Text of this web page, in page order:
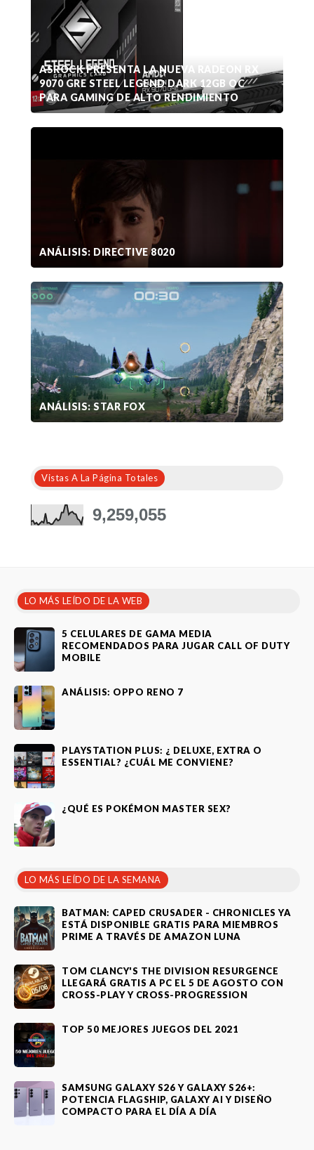
ASROCK PRESENTA LA NUEVA RADEON RX
9070 GRE STEEL LEGEND DARK 12GB OC
PARA GAMING DE ALTO RENDIMIENTO
ANÁLISIS: DIRECTIVE 8020
ANÁLISIS: STAR FOX
Vistas A La Página Totales
9,259,055
LO MÁS LEÍDO DE LA WEB
5 CELULARES DE GAMA MEDIA
RECOMENDADOS PARA JUGAR CALL OF DUTY
MOBILE
ANÁLISIS: OPPO RENO 7
PLAYSTATION PLUS: ¿ DELUXE, EXTRA O
ESSENTIAL? ¿CUÁL ME CONVIENE?
¿QUÉ ES POKÉMON MASTER SEX?
LO MÁS LEÍDO DE LA SEMANA
BATMAN: CAPED CRUSADER - CHRONICLES YA
ESTÁ DISPONIBLE GRATIS PARA MIEMBROS
PRIME A TRAVÉS DE AMAZON LUNA
TOM CLANCY'S THE DIVISION RESURGENCE
LLEGARÁ GRATIS A PC EL 5 DE AGOSTO CON
CROSS-PLAY Y CROSS-PROGRESSION
TOP 50 MEJORES JUEGOS DEL 2021
SAMSUNG GALAXY S26 Y GALAXY S26+:
POTENCIA FLAGSHIP, GALAXY AI Y DISEÑO
COMPACTO PARA EL DÍA A DÍA